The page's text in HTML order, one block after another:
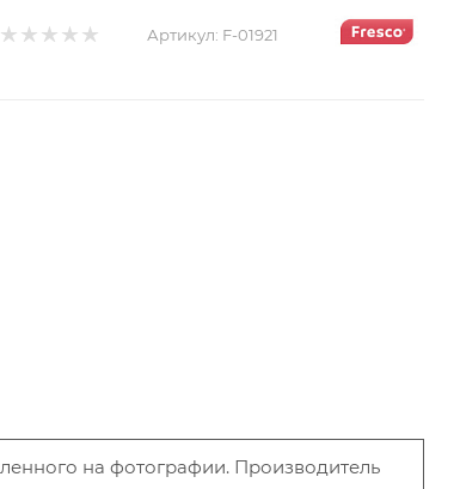
Артикул: F-01921
на фотографии. Производитель